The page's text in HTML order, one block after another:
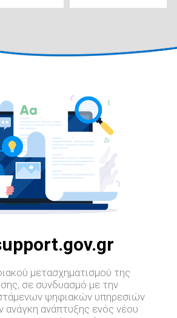
μετασχηματισμού της
σε συνδυασμό με την
ψηφιακών υπηρεσιών
ανάγκη ανάπτυξης ενός νέου